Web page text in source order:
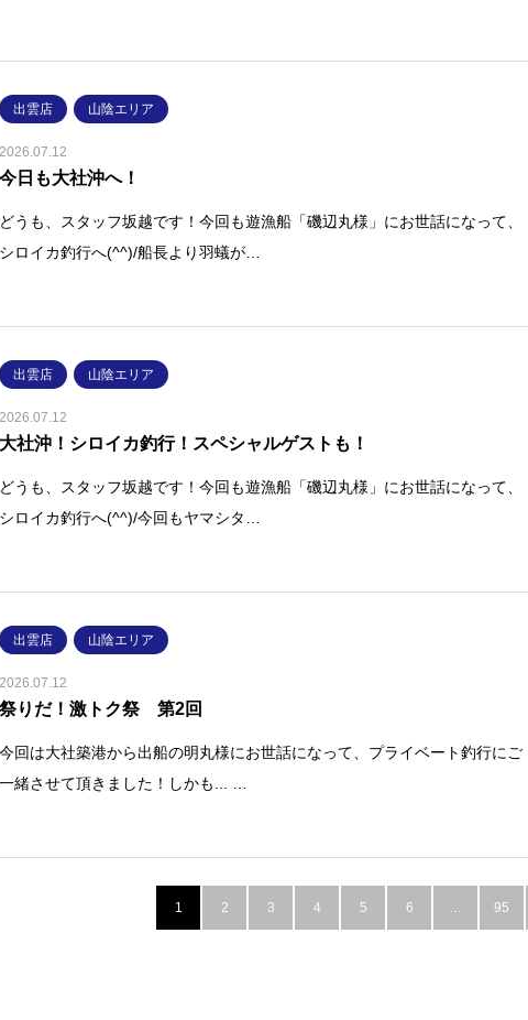
出雲店 山陰エリア
2026.07.12
今日も大社沖へ！
どうも、スタッフ坂越です！今回も遊漁船「磯辺丸様」にお世話になって、
シロイカ釣行へ(^^)/船長より羽蟻が…
出雲店 山陰エリア
2026.07.12
大社沖！シロイカ釣行！スペシャルゲストも！
どうも、スタッフ坂越です！今回も遊漁船「磯辺丸様」にお世話になって、
シロイカ釣行へ(^^)/今回もヤマシタ…
出雲店 山陰エリア
2026.07.12
祭りだ！激トク祭 第2回
今回は大社築港から出船の明丸様にお世話になって、プライベート釣行にご
一緒させて頂きました！しかも... …
1 2 3 4 5 6 … 95